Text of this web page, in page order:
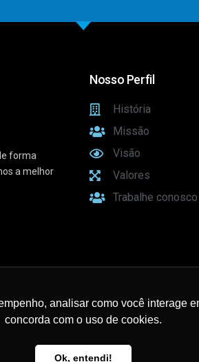
analisar como você interage
concorda com o uso de cookies.
Ok, entendi!
forma
a melhor
Nosso Perfil
História
Missão
Visão
Valores
Trabalhe conosco